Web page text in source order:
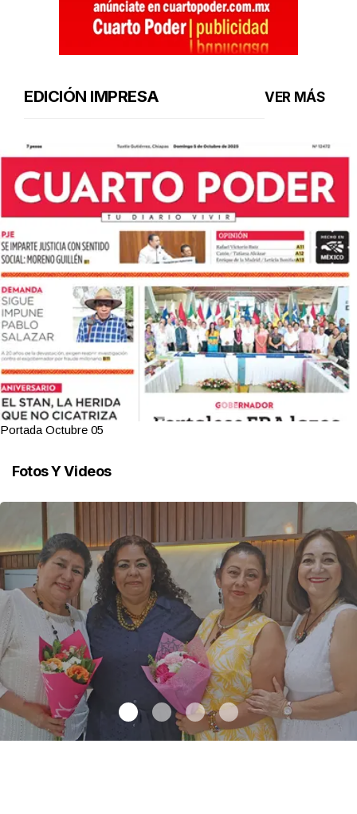
EDICIÓN IMPRESA VER MÁS
Portada Octubre 05
Fotos Y Videos